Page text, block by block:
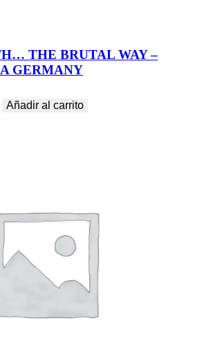
THE BRUTAL WAY –
GERMANY
Añadir al carrito